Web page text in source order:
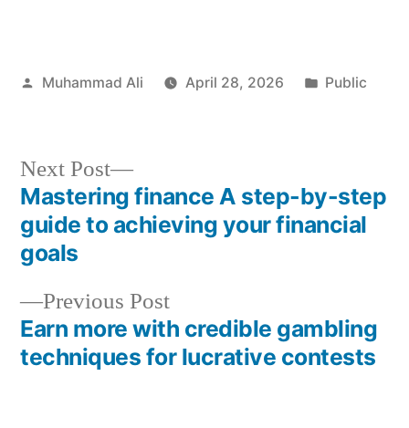
Muhammad Ali April 28, 2026 Public
Previous Post
Earn more with credible gambling
techniques for lucrative contests
Next Post
Mastering finance A step-by-step
guide to achieving your financial
goals